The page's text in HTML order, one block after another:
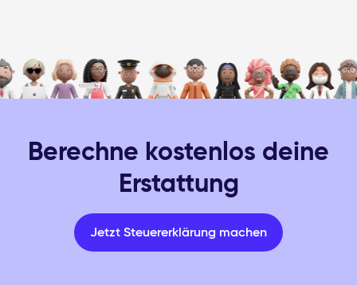
Berechne kostenlos deine
Erstattung
Jetzt Steuererklärung machen